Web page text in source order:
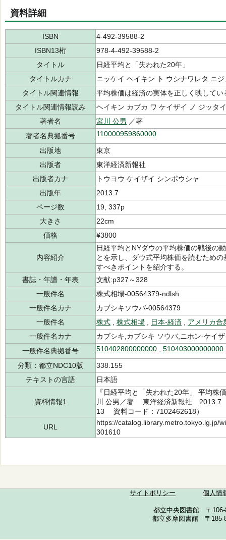
資料詳細
ISBN
4-492-39588-2
ISBN13桁
978-4-492-39588-2
タイトル
日経平均と「失われた20年」
タイトルカナ
ニッケイ ヘイキン ト ウシナワレタ ニ
タイトル関連情報
平均株価は経済の実体を正しく映してい
タイトル関連情報読み
ヘイキン カブカ ワ ケイザイ ノ ジッタ
著者名
宮川 公男 ／著
著者名典拠番号
110000959860000
出版地
東京
出版者
東洋経済新報社
出版者カナ
トウヨウ ケイザイ シンポウシャ
出版年
2013.7
ページ数
19, 337p
大きさ
22cm
価格
¥3800
内容紹介
日経平均とNYダウの平均株価の戦後の
とを示し、ダウ式平均株価を読むため
すべきポイントを紹介する。
書誌・年譜・年表
文献:p327～328
一般件名
株式相場-00564379-ndlsh
一般件名カナ
カブシキソウバ-00564379
一般件名
株式 株式相場 日本-経済
アメリカ合
一般件名カナ
カブシキ,カブシキ ソウバ,ニホン-ケイ
一般件名典拠番号
510402800000000 510403000000000
分類：都立NDC10版
338.155
テキストの言語
日本語
資料情報1
『日経平均と「失われた20年」 平均
川 公男／著 東洋経済新報社 2013.7
13 資料コード：7102462618）
URL
https://catalog.library.metro.tokyo.lg.jp/
301610
サイトポリシー 個人情
都立中央図書館 〒
都立多摩図書館 〒185-